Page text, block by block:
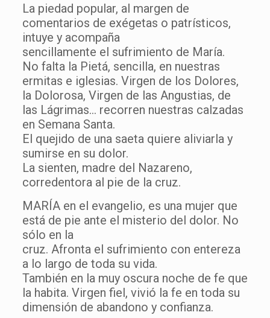
La piedad popular, al margen de
comentarios de exégetas o patrísticos,
intuye y acompaña
sencillamente el sufrimiento de María.
No falta la Pietá, sencilla, en nuestras
ermitas e iglesias. Virgen de los Dolores,
la Dolorosa, Virgen de las Angustias, de
las Lágrimas… recorren nuestras calzadas
en Semana Santa.
El quejido de una saeta quiere aliviarla y
sumirse en su dolor.
La sienten, madre del Nazareno,
corredentora al pie de la cruz.
MARÍA en el evangelio, es una mujer que
está de pie ante el misterio del dolor. No
sólo en la
cruz. Afronta el sufrimiento con entereza
a lo largo de toda su vida.
También en la muy oscura noche de fe que
la habita. Virgen fiel, vivió la fe en toda su
dimensión de abandono y confianza.